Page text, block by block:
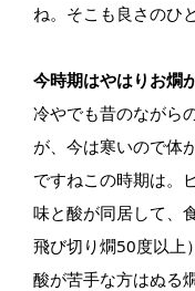
ね。そこも良さのひ
今時期はやはりお燗
冷やでも昔のながら
が、今は寒いので体
ですねこの時期は。
味と酸が同居して、
飛び切り燗50度以上
酸が苦手な方はぬる